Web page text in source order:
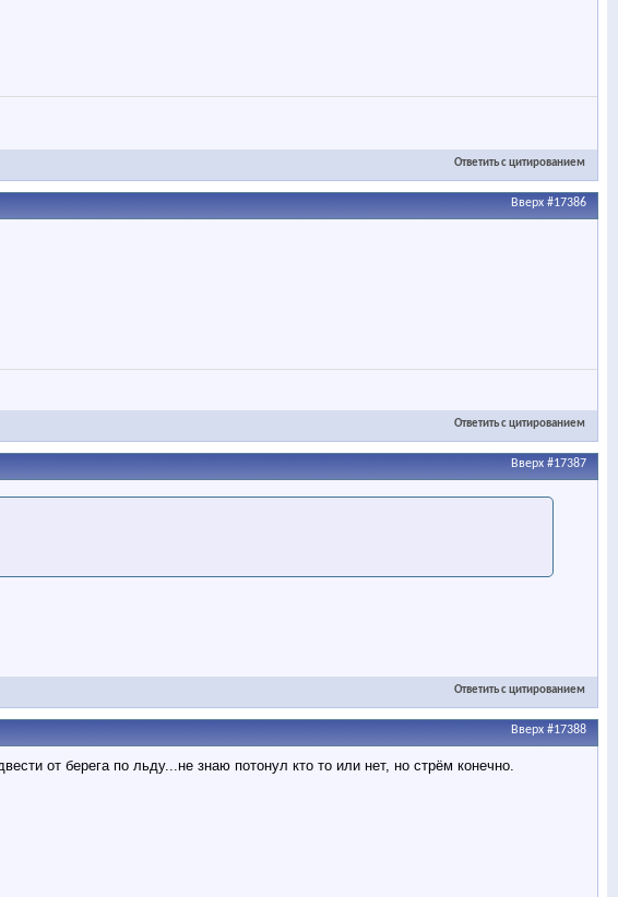
Ответить с цитированием
Вверх #17386
Ответить с цитированием
Вверх #17387
Ответить с цитированием
Вверх #17388
от берега по льду...не знаю потонул кто то или нет, но стрём конечно.